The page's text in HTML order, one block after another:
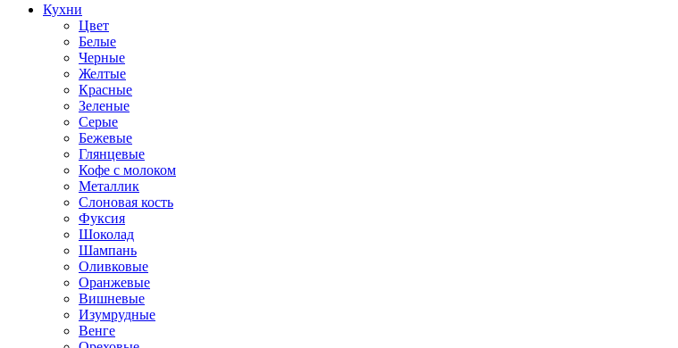
Кухни
Цвет
Белые
Черные
Желтые
Красные
Зеленые
Серые
Бежевые
Глянцевые
Кофе с молоком
Металлик
Слоновая кость
Фуксия
Шоколад
Шампань
Оливковые
Оранжевые
Вишневые
Изумрудные
Венге